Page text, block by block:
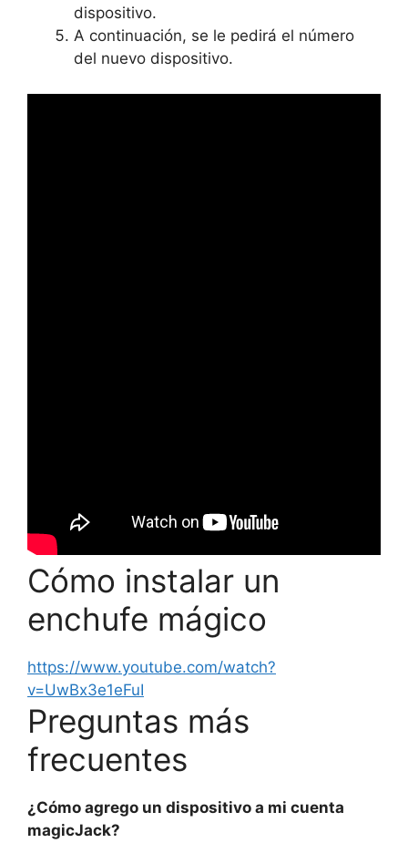
dispositivo.
A continuación, se le pedirá el número
del nuevo dispositivo.
Cómo instalar un
enchufe mágico
https://www.youtube.com/watch?
v=UwBx3e1eFuI
Preguntas más
frecuentes
¿Cómo agrego un dispositivo a mi cuenta
magicJack?